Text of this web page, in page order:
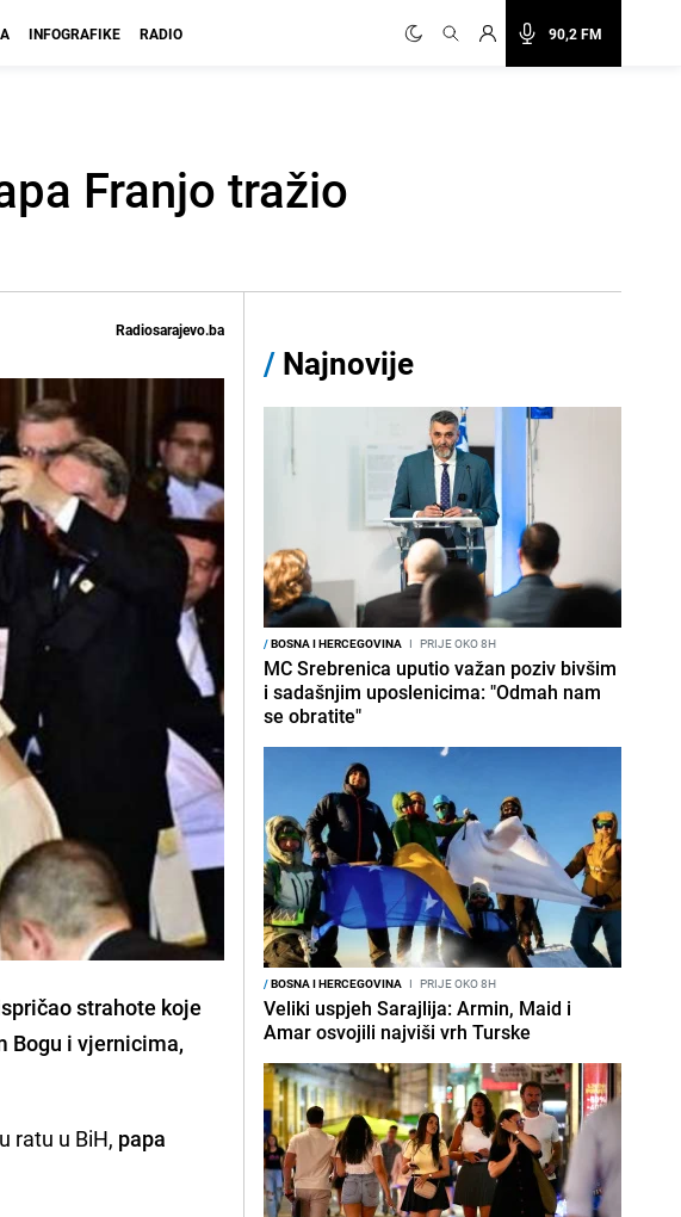
90,2 FM
INFOGRAFIKE RADIO
Franjo tražio
Radiosarajevo.ba
strahote koje
Bogu i vjernicima,
ratu u BiH, papa
/ Najnovije
/BOSNA I HERCEGOVINA I PRIJE OKO 8H
MC Srebrenica uputio važan poziv bivšim
i sadašnjim uposlenicima: "Odmah nam
se obratite"
/BOSNA I HERCEGOVINA I PRIJE OKO 8H
Veliki uspjeh Sarajlija: Armin, Maid i
Amar osvojili najviši vrh Turske